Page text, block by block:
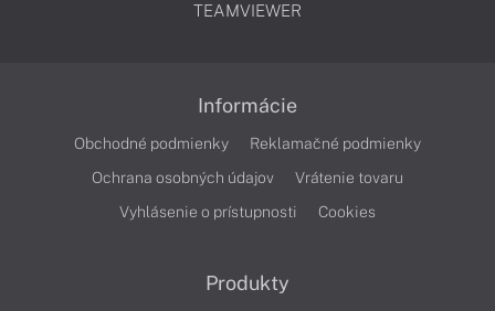
TEAMVIEWER
Informácie
Obchodné podmienky
Reklamačné podmienky
Ochrana osobných údajov
Vrátenie tovaru
Vyhlásenie o prístupnosti
Cookies
Produkty